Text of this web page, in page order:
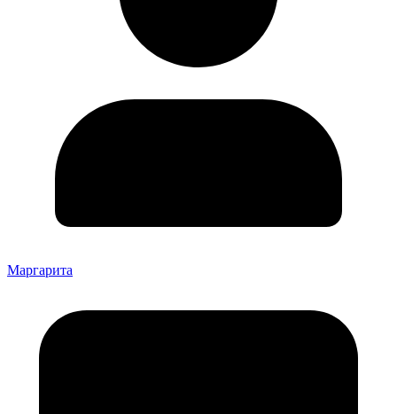
Маргарита